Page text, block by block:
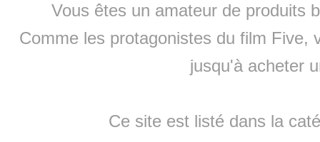
Vous êtes un amateur de produits
Comme les protagonistes du film Five,
jusqu'à acheter
Ce site est listé dans la